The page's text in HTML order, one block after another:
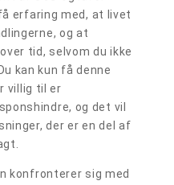
erfaring med, at livet
og at
tid, selvom du ikke
kan kun få denne
villig til er
og det vil
der er en del af
konfronterer sig med